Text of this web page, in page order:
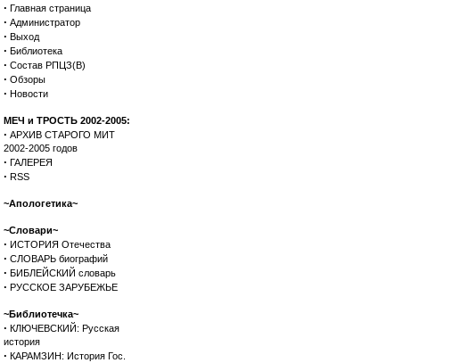
· Главная страница
· Администратор
· Выход
· Библиотека
· Состав РПЦЗ(В)
· Обзоры
· Новости
МЕЧ и ТРОСТЬ 2002-2005:
· АРХИВ СТАРОГО МИТ
2002-2005 годов
· ГАЛЕРЕЯ
· RSS
~Апологетика~
~Словари~
· ИСТОРИЯ Отечества
· СЛОВАРЬ биографий
· БИБЛЕЙСКИЙ словарь
· РУССКОЕ ЗАРУБЕЖЬЕ
~Библиотечка~
· КЛЮЧЕВСКИЙ: Русская
история
· КАРАМЗИН: История Гос.